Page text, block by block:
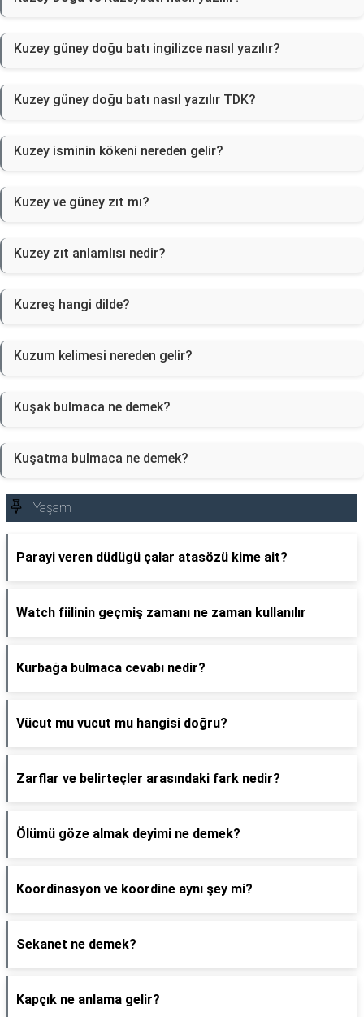
Kuzey güney doğu batı ingilizce nasıl yazılır?
Kuzey güney doğu batı nasıl yazılır TDK?
Kuzey isminin kökeni nereden gelir?
Kuzey ve güney zıt mı?
Kuzey zıt anlamlısı nedir?
Kuzreş hangi dilde?
Kuzum kelimesi nereden gelir?
Kuşak bulmaca ne demek?
Kuşatma bulmaca ne demek?
Yaşam
Parayi veren düdügü çalar atasözü kime ait?
Watch fiilinin geçmiş zamanı ne zaman kullanılır
Kurbağa bulmaca cevabı nedir?
Vücut mu vucut mu hangisi doğru?
Zarflar ve belirteçler arasındaki fark nedir?
Ölümü göze almak deyimi ne demek?
Koordinasyon ve koordine aynı şey mi?
Sekanet ne demek?
Kapçık ne anlama gelir?